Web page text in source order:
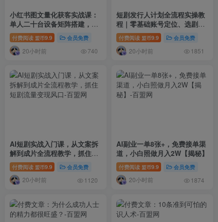
小红书图文量化获客实战课：
单人二十台设备矩阵搭建，标
准化流程高效批量引流获客
付费阅读 盟币9.9 会员免费
20小时前 740
短剧发行人计划全流程实操教
程｜零基础账号定位、选剧剪
辑、视频制作、发布优化一站
式出单变现课
付费阅读 盟币9.9 会员免费
20小时前 1851
AI短剧实战入门课，从文案拆
解到成片全流程教学，抓住短
剧流量变现风口
付费阅读 盟币9.9 会员免费
20小时前 1120
AI副业一单8张+，免费接单渠
道，小白照做月入2W【揭秘】
付费阅读 盟币9.9 会员免费
20小时前 1874